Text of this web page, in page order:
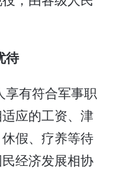
待
享有符合军事职
应的工资、津
假、疗养等待
经济发展相协